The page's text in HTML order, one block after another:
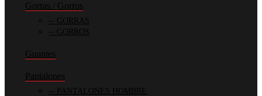
Gorras / Gorros
GORRAS
GORROS
Guantes
Pantalones
PANTALONES HOMBRE